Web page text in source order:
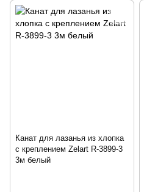
Канат для лазанья из хлопка
с креплением Zelart R-3899-3
3м белый